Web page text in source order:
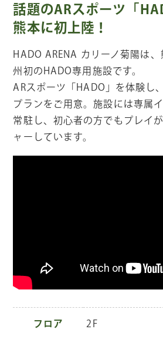
話題のARスポーツ「
熊本に初上陸！
HADO ARENA カリーノ菊陽は
州初のHADO専用施設です。
ARスポーツ「 HADO」を体験し
プランをご用意。施設には専属
常駐し、初心者の方でもプレイ
ャーしています。
フロア 2F